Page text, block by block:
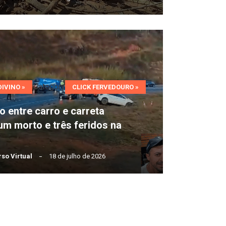
» Category CLICK FERVEDOURO »
entre carro e carreta
morto e três feridos na
Virtual 18 de julho de 2026